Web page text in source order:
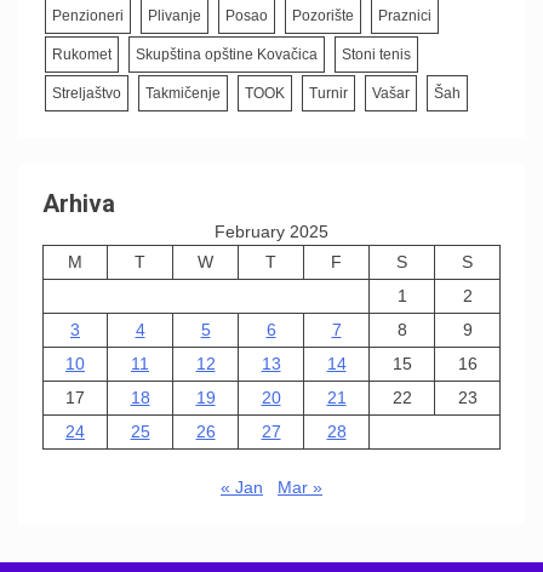
Penzioneri Plivanje Posao Pozorište Praznici
Rukomet Skupština opštine Kovačica Stoni tenis
Streljaštvo Takmičenje TOOK Turnir Vašar Šah
Arhiva
February 2025
M
T W T F S
S
1
2
3
4 5 6 7 8
9
10
11 12 13 14 15
16
17
18 19 20 21 22
23
24
25 26 27 28
« Jan Mar »